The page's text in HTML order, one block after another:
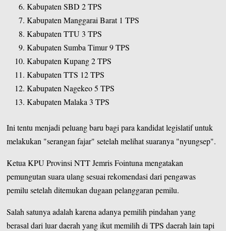
Kabupaten SBD 2 TPS
Kabupaten Manggarai Barat 1 TPS
Kabupaten TTU 3 TPS
Kabupaten Sumba Timur 9 TPS
Kabupaten Kupang 2 TPS
Kabupaten TTS 12 TPS
Kabupaten Nagekeo 5 TPS
Kabupaten Malaka 3 TPS
Ini tentu menjadi peluang baru bagi para kandidat legislatif untuk
melakukan "serangan fajar" setelah melihat suaranya "nyungsep".
KetuaKPU Provinsi NTTJemris Fointuna mengatakan
pemungutan suara ulang sesuai rekomendasi dari pengawas
pemilu setelah ditemukan dugaan pelanggaran pemilu.
Salah satunya adalah karena adanya pemilih pindahan yang
berasal dari luar daerah yang ikut memilih di TPS daerah lain tapi